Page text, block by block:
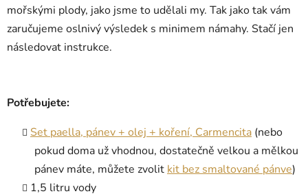
mořskými plody, jako jsme to udělali my. Tak jako tak vám
zaručujeme oslnivý výsledek s minimem námahy. Stačí jen
následovat instrukce.
Potřebujete:
Set paella, pánev + olej + koření, Carmencita (nebo
pokud doma už vhodnou, dostatečně velkou a mělkou
pánev máte, můžete zvolit kit bez smaltované pánve)
1,5 litru vody